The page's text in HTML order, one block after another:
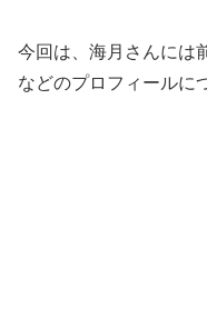
今回は、海月さんには
などのプロフィールに